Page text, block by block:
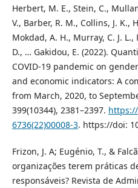
Herbert, M. E., Stein, C.,
V., Barber, R. M., Collins, J. K.,
Mokdad, A. H., Murray, C. J. L.,
D., … Gakidou, E. (2022).
COVID-19 pandemic on
and economic indicators: A
from March, 2020, to
399(10344), 2381–2397.
6736(22)00008-3. https://doi:
Frizon, J. A; Eugénio, T., &
organizações terem práticas
responsáveis? Revista de